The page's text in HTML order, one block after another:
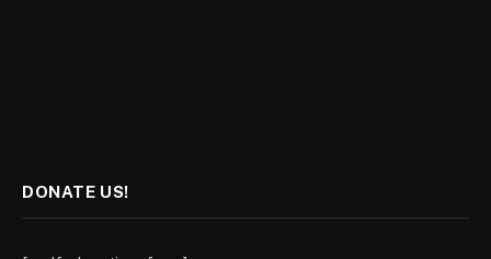
DONATE US!